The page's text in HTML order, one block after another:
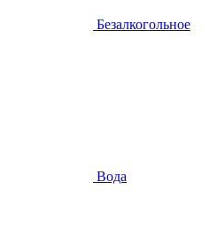
Безалкогольное
Вода